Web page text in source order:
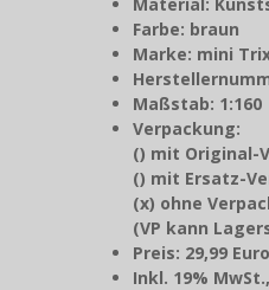
Farbe: braun
Marke: mini
Maßstab: 1:160
Verpackung:
() mit Original-
() mit Ersatz-
(x) ohne
(VP kann
Preis: 29,99 Euro
Inkl. 19% MwSt.,